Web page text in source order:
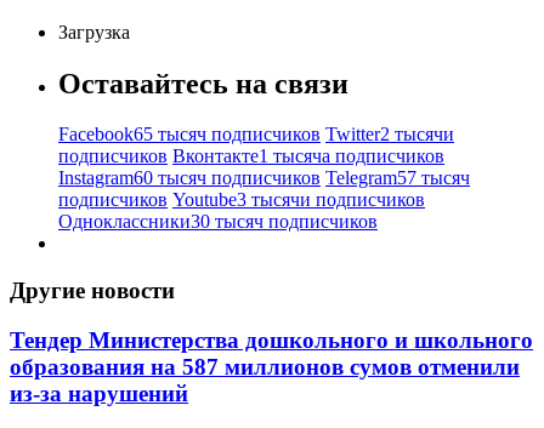
Загрузка
Оставайтесь на связи
Facebook65 тысяч подписчиков Twitter2 тысячи
подписчиков Вконтакте1 тысяча подписчиков
Instagram60 тысяч подписчиков Telegram57 тысяч
подписчиков Youtube3 тысячи подписчиков
Одноклассники30 тысяч подписчиков
Другие новости
Тендер Министерства дошкольного и школьного
образования на 587 миллионов сумов отменили
из-за нарушений